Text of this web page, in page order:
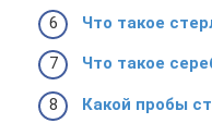
Что такое
Что такое
Какой пробы